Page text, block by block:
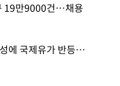
19만9000건…채용
에 국제유가 반등…